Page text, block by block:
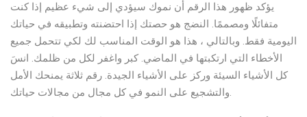
يؤكد ظهور هذا الرقم أن نموك سيؤدي إلى شيء عظيم إذا كنت
متفائلًا ومصممًا. النضج هو حصتك إذا احتضنته وتطبيقه في حياتك
اليومية فقط. وبالتالي ، هذا هو الوقت المناسب لك لكي تتحمل جميع
الأخطاء التي ارتكبتها في الماضي. كبر واغفر لكل من ظلمك. انسَ
كل الأشياء السيئة وركز على الأشياء الجيدة. رقم ثلاثة يمنحك الأمل
والتشجيع على النمو في كل مجال من مجالات حياتك.